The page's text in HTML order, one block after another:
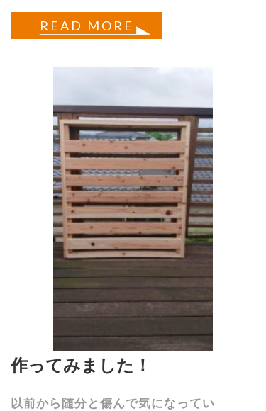
READ MORE
作ってみました！
以前から随分と傷んで気になってい